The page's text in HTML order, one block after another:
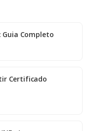
Completo
Certificado